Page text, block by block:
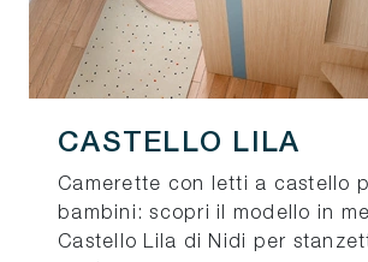
CASTELLO LILA
Camerette con letti a castello
bambini: scopri il modello in
Castello Lila di Nidi per